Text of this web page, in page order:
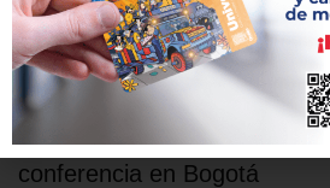
Metro de Quito comparte
en medios digitales de
conferencia en Bogotá